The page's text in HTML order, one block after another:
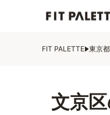
FIT PALETTE 東京
文京